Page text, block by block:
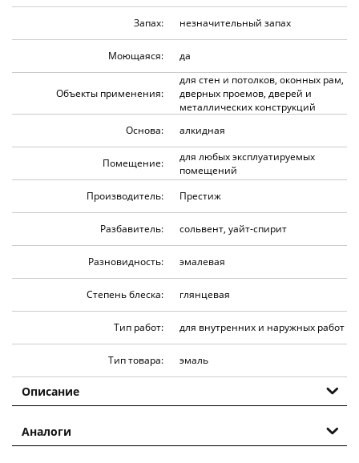
Запах: незначительный запах
Моющаяся: да
Объекты применения:
для стен и потолков, оконных рам,
дверных проемов, дверей и
металлических конструкций
Основа:
алкидная
Помещение:
для любых эксплуатируемых
помещений
Производитель:
Престиж
Разбавитель: сольвент, уайт-спирит
Разновидность: эмалевая
Степень блеска: глянцевая
Тип работ: для внутренних и наружных работ
Тип товара: эмаль
Описание
Аналоги